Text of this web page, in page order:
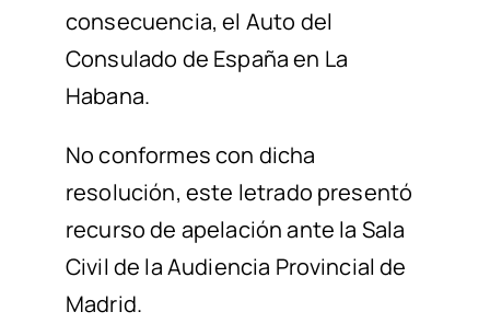
consecuencia, el Auto del
Consulado de España en La
Habana.
Noconformescon dicha
resolución, este letrado presentó
recurso de apelación ante la Sala
Civil de la Audiencia Provincial de
Madrid.